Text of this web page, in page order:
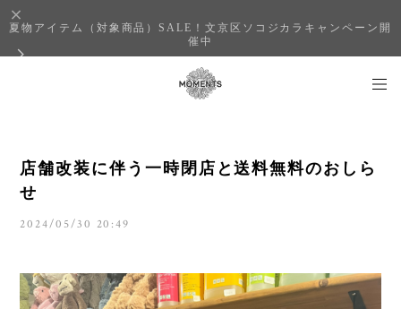
夏物アイテム（対象商品）SALE！文京区ソコジカラキャンペーン開
催中
店舗改装に伴う一時閉店と送料無料のおしら
せ
2024/05/30 20:49